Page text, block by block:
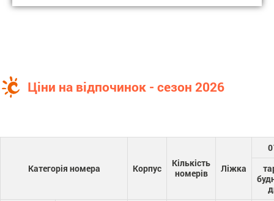
Ціни на відпочинок - сезон 2026
Категорія номера Корпус
Кількість
номерів
Ліжка